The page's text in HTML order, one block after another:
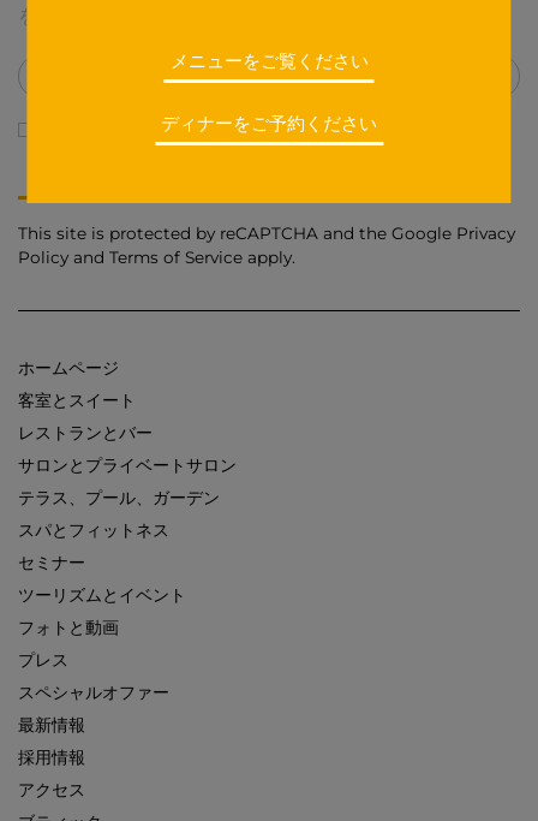
を受け取る
私は個人情報の取り扱いについて同意します
This site is protected by reCAPTCHA and the Google Privacy
Policy and Terms of Service apply.
ホームページ
客室とスイート
レストランとバー
サロンとプライベートサロン
テラス、プール、ガーデン
スパとフィットネス
セミナー
ツーリズムとイベント
フォトと動画
プレス
スペシャルオファー
最新情報
採用情報
アクセス
メニューをご覧ください
ディナーをご予約ください